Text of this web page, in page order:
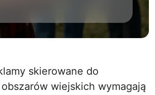
wiejskich wymagają